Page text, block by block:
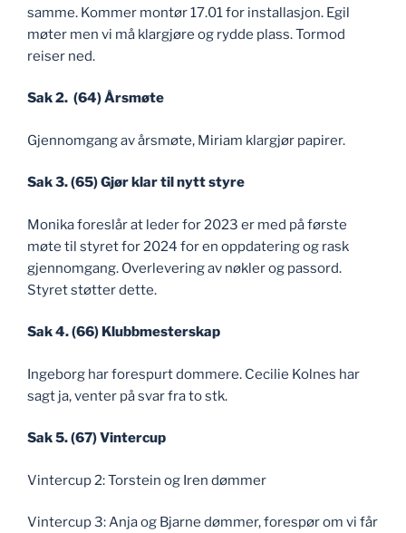
samme. Kommer montør 17.01 for installasjon. Egil
møter men vi må klargjøre og rydde plass. Tormod
reiser ned.
Sak 2. (64) Årsmøte
Gjennomgang av årsmøte, Miriam klargjør papirer.
Sak 3. (65) Gjør klar til nytt styre
Monika foreslår at leder for 2023 er med på første
møte til styret for 2024 for en oppdatering og rask
gjennomgang. Overlevering av nøkler og passord.
Styret støtter dette.
Sak 4. (66) Klubbmesterskap
Ingeborg har forespurt dommere. Cecilie Kolnes har
sagt ja, venter på svar fra to stk.
Sak 5. (67) Vintercup
Vintercup 2: Torstein og Iren dømmer
Vintercup 3: Anja og Bjarne dømmer, forespør om vi får